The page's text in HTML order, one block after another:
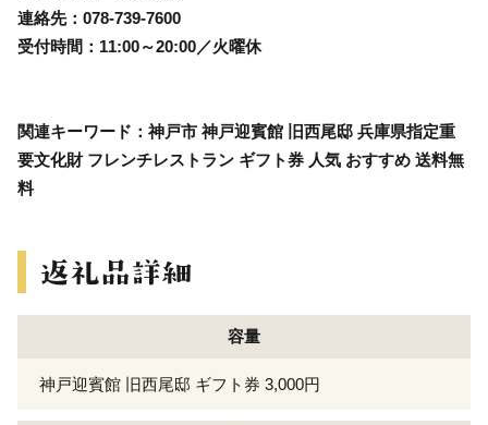
連絡先：078-739-7600
受付時間：11:00～20:00／火曜休
関連キーワード：神戸市 神戸迎賓館 旧西尾邸 兵庫県指定重
要文化財 フレンチレストラン ギフト券 人気 おすすめ 送料無
料
容量
神戸迎賓館 旧西尾邸 ギフト券 3,000円